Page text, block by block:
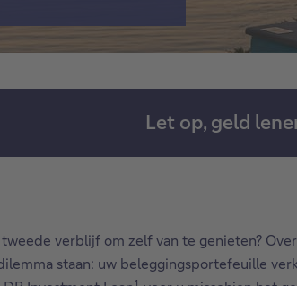
Let op, geld
verblijf om zelf van te genieten?
staan: uw beleggingsportefeuille
1